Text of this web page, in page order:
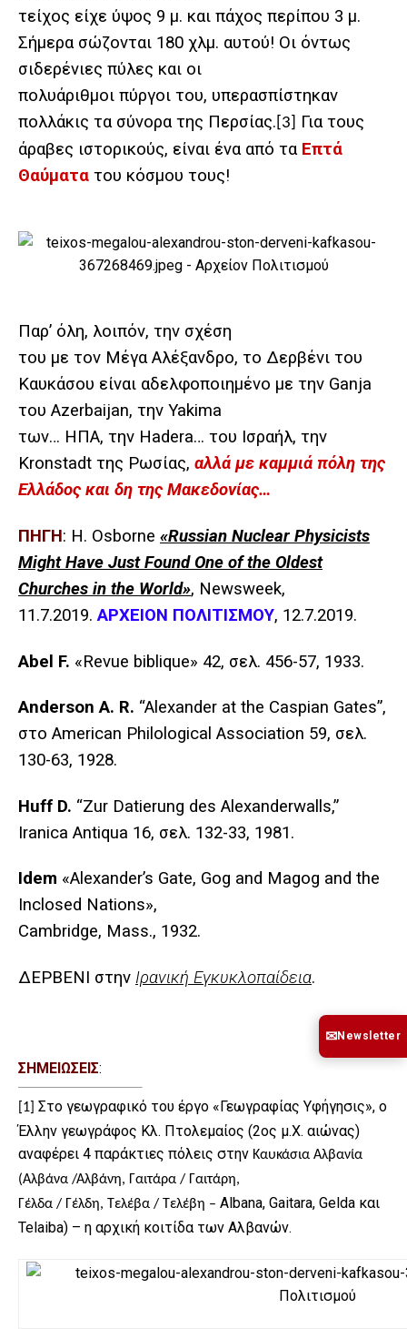
τείχος είχε ύψος 9 μ. και πάχος περίπου 3 μ.
Σήμερα σώζονται 180 χλμ. αυτού! Οι όντως
σιδερένιες πύλες και οι
πολυάριθμοι πύργοι του, υπερασπίστηκαν
πολλάκις τα σύνορα της Περσίας. [3]
Για τους
άραβες ιστορικούς, είναι ένα από τα Επτά
Θαύματα του κόσμου τους!
Παρ’ όλη, λοιπόν, την σχέση
του με τον Μέγα Αλέξανδρο, το Δερβένι του
Καυκάσου είναι αδελφοποιημένο με την Ganja
του Azerbaijan, την Yakima
των… ΗΠΑ, την Hadera… του Ισραήλ, την
Kronstadt της Ρωσίας, αλλά με καμμιά πόλη της
Ελλάδος και δη της Μακεδονίας…
ΠΗΓΗ: H. Osborne «Russian Nuclear Physicists
Might Have Just Found One of the Oldest
Churches in the World», Newsweek,
11.7.2019.ΑΡΧΕΙΟΝ ΠΟΛΙΤΙΣΜΟΥ, 12.7.2019.
Abel F. «Revue biblique» 42, σελ. 456-57, 1933.
Anderson A. R. “Alexander at the Caspian Gates”,
στο American Philological Association 59, σελ.
130-63, 1928.
Huff D. “Zur Datierung des Alexanderwalls,”
Iranica Antiqua 16, σελ. 132-33, 1981.
Idem «Alexander’s Gate, Gog and Magog and the
Inclosed Nations»,
Cambridge, Mass., 1932.
ΔΕΡΒΕΝΙ στην Ιρανική Εγκυκλοπαίδεια.
ΣΗΜΕΙΩΣΕΙΣ:
[1] Στο γεωγραφικό του έργο «Γεωγραφίας Υφήγησις», ο
Έλλην γεωγράφος Κλ. Πτολεμαίος (2ος μ.Χ. αιώνας)
αναφέρει 4 παράκτιες πόλεις στην Καυκάσια Αλβανία
(Αλβάνα /Αλβάνη, Γαιτάρα / Γαιτάρη,
Γέλδα / Γέλδη, Τελέβα / Τελέβη – Albana, Gaitara, Gelda και
Telaiba) – η αρχική κοιτίδα των Αλβανών.
✉Newsletter